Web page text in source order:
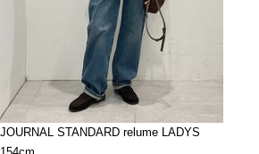
JOURNAL STANDARD relume LADYS